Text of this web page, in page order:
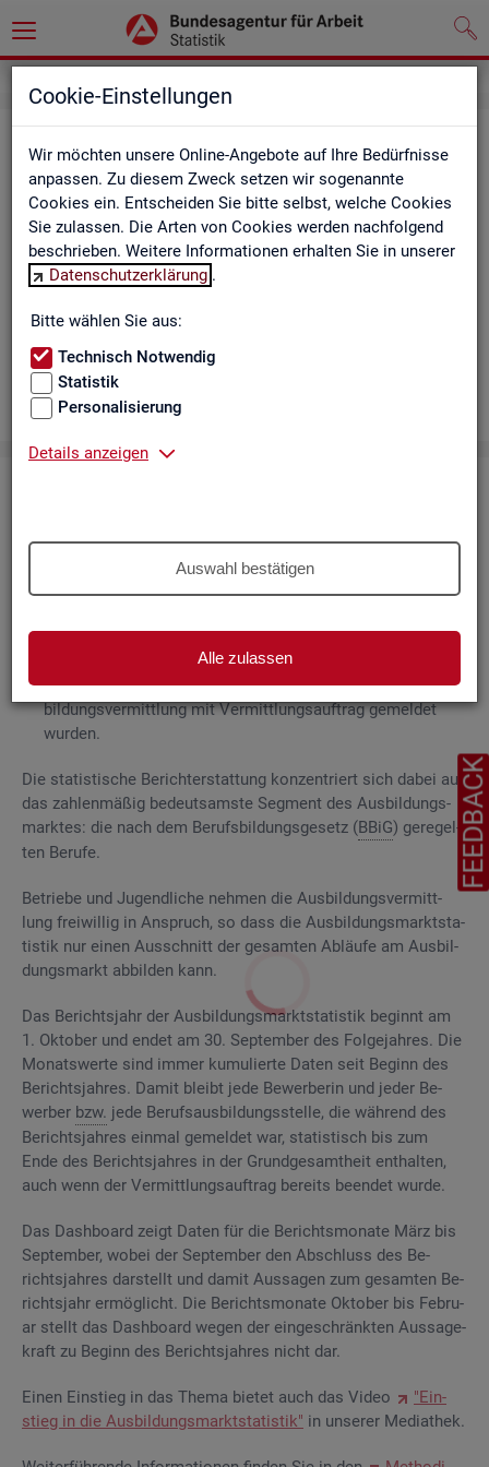
Cookie-Einstellungen
Wir möchten unsere Online-Angebote auf Ihre Bedürfnisse
anpassen. Zu diesem Zweck setzen wir sogenannte
Cookies ein. Entscheiden Sie bitte selbst, welche Cookies
Sie zulassen. Die Arten von Cookies werden nachfolgend
beschrieben. Weitere Informationen erhalten Sie in unserer
Datenschutzerklärung .
Bitte wählen Sie aus:
Technisch Notwendig
Statistik
Personalisierung
Details anzeigen
Auswahl bestätigen
Alle zulassen
Aus­bil­dungs­markt
Das Da­sh­board zeigt die wich­tigs­ten Daten zum Aus­bil­dungs­
markt in in­ter­ak­ti­ven Gra­fi­ken und Ta­bel­len. Für Deutsch­land,
Län­der, Krei­se, Agen­tur­be­zir­ke und Ar­beits­markt­re­gio­nen bil­
det es ge­mel­de­te Be­wer­be­rin­nen und Be­wer­ber sowie Be­rufs­
aus­bil­dungs­stel­len nach ge­frag­ten Merk­ma­len ab, bei­spiels­
wei­se Be­ru­fe. Neue Daten gibt es mo­nat­lich für März bis Sep­
DieAus­bil­dungs­markt­sta­tis­tik be­rich­tet über
Be­wer­be­rin­nen und Be­wer­ber für Be­rufs­aus­bil­
der Agen­tu­ren für Ar­beit undJob­cen­terzum Aus­bil­dungs­
markt in An­spruch neh­men, sowie
Be­rufs­aus­bil­dungs­stel­len, die beiAAundJCfür die Aus­
bil­dungs­ver­mitt­lung mit Ver­mitt­lungs­auf­trag ge­mel­det
wur­den.
Die sta­tis­ti­sche Be­richt­erstat­tung kon­zen­triert sich dabei auf
das zah­len­mä­ßig be­deut­sams­te Seg­ment des Aus­bil­dungs­
mark­tes: die nach dem Be­rufs­bil­dungs­ge­setz (BBiG) ge­re­gel­
ten Be­ru­fe.
Be­trie­be und Ju­gend­li­che neh­men die Aus­bil­dungs­ver­mitt­
lung frei­wil­lig in An­spruch, so dass die Aus­bil­dungs­markt­sta­
tis­tik nur einen Aus­schnitt der ge­sam­ten Ab­läu­fe am Aus­bil­
dungs­markt ab­bil­den kann.
Das Be­richts­jahr der Aus­bil­dungs­markt­sta­tis­tik be­ginnt am
1. Ok­to­ber und endet am 30. Sep­tem­ber des Fol­ge­jah­res. Die
Mo­nats­wer­te sind immer ku­mu­lier­te Daten seit Be­ginn des
Be­richts­jah­res. Damit bleibt jede Be­wer­be­rin und jeder Be­
wer­ber bzw. jede Be­rufs­aus­bil­dungs­stel­le, die wäh­rend des
Be­richts­jah­res ein­mal ge­mel­det war, sta­tis­tisch bis zum
Ende des Be­richts­jah­res in der Grund­ge­samt­heit ent­hal­ten,
auch wenn der Ver­mitt­lungs­auf­trag be­reits be­en­det wurde.
Das Da­sh­board zeigt Daten für die Be­richts­mo­na­te März bis
Sep­tem­ber, wobei der Sep­tem­ber den Ab­schluss des Be­
richts­jah­res dar­stellt und damit Aus­sa­gen zum ge­sam­ten Be­
richts­jahr er­mög­licht. Die Be­richts­mo­na­te Ok­to­ber bis Fe­bru­
ar stellt das Da­sh­board wegen der ein­ge­schränk­ten Aus­sa­ge­
kraft zu Be­ginn des Be­richts­jah­res nicht dar.
Einen Ein­stieg in das Thema bie­tet auch das Video
"Ein­
stieg in die Aus­bil­dungs­markt­sta­tis­tik" in un­se­rer Me­dia­thek.
FEEDBACK